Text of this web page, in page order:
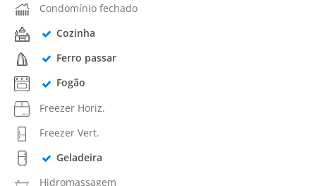
Condomínio fechado
Cozinha
Ferro passar
Fogão
Freezer Horiz.
Freezer Vert.
Geladeira
Hidromassagem